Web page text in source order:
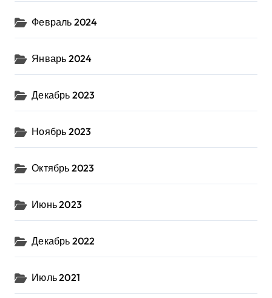
Февраль 2024
Январь 2024
Декабрь 2023
Ноябрь 2023
Октябрь 2023
Июнь 2023
Декабрь 2022
Июль 2021